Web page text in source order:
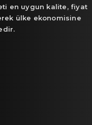
en uygun kalite, fiyat
ülke ekonomisine